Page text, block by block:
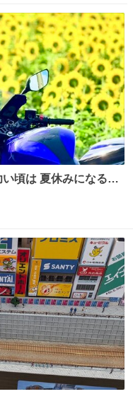
の実家へ 1
… ありますか？